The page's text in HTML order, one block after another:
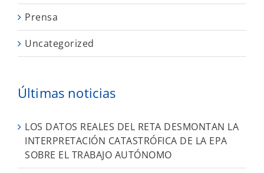
Prensa
Uncategorized
Últimas noticias
LOS DATOS REALES DEL RETA DESMONTAN LA
INTERPRETACIÓN CATASTRÓFICA DE LA EPA
SOBRE EL TRABAJO AUTÓNOMO